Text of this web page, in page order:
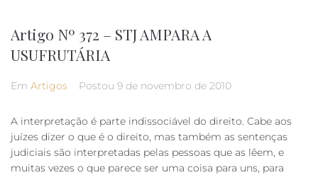
Artigo Nº 372 – STJ AMPARA A
USUFRUTÁRIA
Em Artigos Postou 9 de novembro de 2010
A interpretação é parte indissociável do direito. Cabe aos
juízes dizer o que é o direito, mas também as sentenças
judiciais são interpretadas pelas pessoas que as lêem, e
muitas vezes o que parece ser uma coisa para uns, para